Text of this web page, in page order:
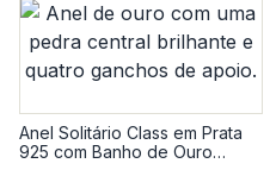
Anel Solitário Class em Prata
925 com Banho de Ouro